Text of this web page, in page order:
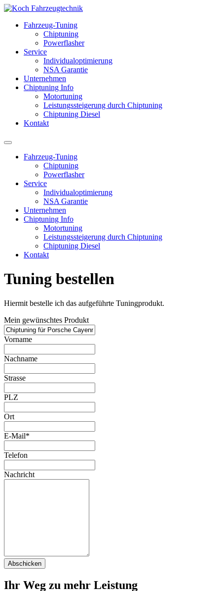
Fahrzeug-Tuning
Chiptuning
Powerflasher
Service
Individualoptimierung
NSA Garantie
Unternehmen
Chiptuning Info
Motortuning
Leistungssteigerung durch Chiptuning
Chiptuning Diesel
Kontakt
Fahrzeug-Tuning
Chiptuning
Powerflasher
Service
Individualoptimierung
NSA Garantie
Unternehmen
Chiptuning Info
Motortuning
Leistungssteigerung durch Chiptuning
Chiptuning Diesel
Kontakt
Tuning bestellen
Hiermit bestelle ich das aufgeführte Tuningprodukt.
Mein gewünschtes Produkt
Vorname
Nachname
Strasse
PLZ
Ort
E-Mail*
Telefon
Nachricht
Abschicken
Ihr Weg zu mehr Leistung